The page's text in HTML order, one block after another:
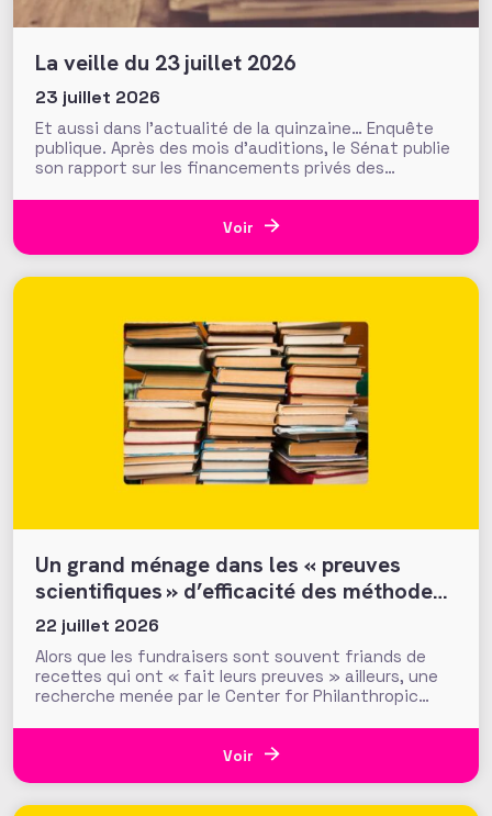
La veille du 23 juillet 2026
23 juillet 2026
Et aussi dans l’actualité de la quinzaine… Enquête
publique. Après des mois d’auditions, le Sénat publie
son rapport sur les financements privés des
influence croissante dans les domaines de l’intérêt
général. Fonds de dotation dormants, fondations
Voir
Un grand ménage dans les « preuves
scientifiques » d’efficacité des méthodes
et tactiques de collecte…
22 juillet 2026
Alors que les fundraisers sont souvent friands de
recettes qui ont « fait leurs preuves » ailleurs, une
recherche menée par le Center for Philanthropic
question cruciale : la recherche académique sur la
générosité apporte-t-elle des preuves solides pour
Voir